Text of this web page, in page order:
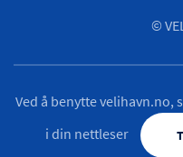
©
Ved å benytte velihavn.no,
i din nettleser